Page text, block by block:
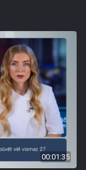
00:01:35